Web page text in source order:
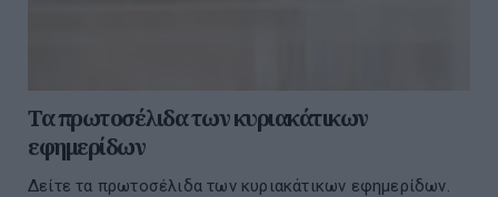
Τα πρωτοσέλιδα των κυριακάτικων
εφημερίδων
Δείτε τα πρωτοσέλιδα των κυριακάτικων εφημερίδων.